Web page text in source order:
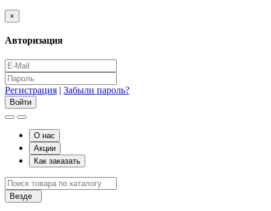
×
Авторизация
Регистрация | Забыли пароль?
О нас
Акции
Как заказать
Везде